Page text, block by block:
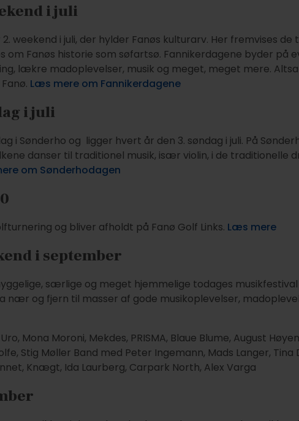
i juli
weekend i juli, der hylder Fanøs kulturarv. Her fremvises
Fanøs historie som søfartsø. Fannikerdagene byder på
lækre madoplevelser, musik og meget, meget mere.
Læs mere om Fannikerdagene
i juli
i Sønderho og ligger hvert år den 3. søndag i juli. På
danser til traditionel musik, især violin, i de traditionelle
om Sønderhodagen
og bliver afholdt på Fanø Golf Links. Læs mere
i september
særlige og meget hjemmelige todages
nær og fjern til masser af gode musikoplevelser,
Mona Moroni, Mekdes, PRISMA, Blaue Blume, August
Stig Møller Band med Peter Ingemann, Mads Langer,
Knægt, Ida Laurberg, Carpark North, Alex Varga